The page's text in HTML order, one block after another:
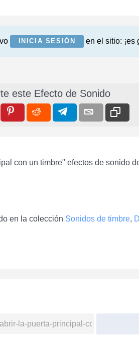
INICIA SESIÓN en el sitio: ¡es
este Efecto de Sonido
con un timbre" efectos de sonido
en la colección Sonidos de timbre,